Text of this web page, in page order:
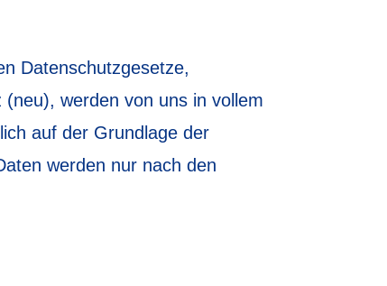
Datenschutzgesetze,
werden von uns in vollem
auf der Grundlage der
werden nur nach den